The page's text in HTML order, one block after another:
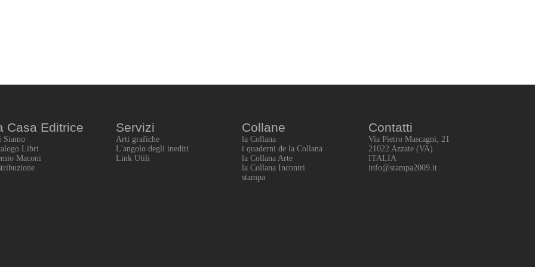
Casa Editrice
Siamo
Libri
Maconi
Servizi
Arti grafiche
L'angolo degli inediti
Link Utili
Collane
la Collana
i quaderni de la Collana
la Collana Arte
la Collana Incontri
stampa
Contatti
Via Pietro Mascagni, 21
21022 Azzate (VA)
ITALIA
info@stampa2009.it